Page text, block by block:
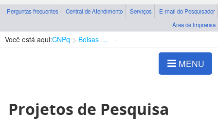
Perguntas frequentes Central de Atendimento Serviços
E-mail do Pesquisador
Área de imprensa
Você está aqui:CNPq Bolsas e Auxílios Vigentes
MENU
Projetos de Pesquisa